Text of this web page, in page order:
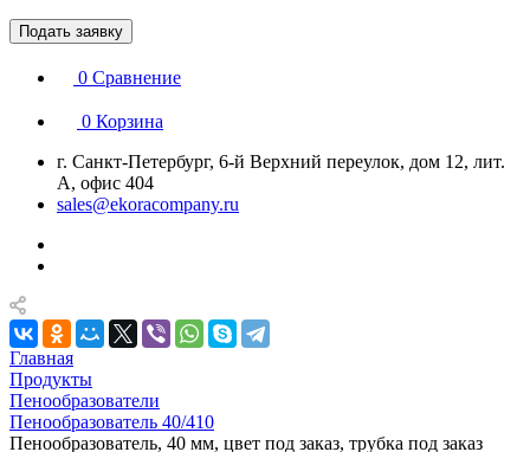
Подать заявку
0 Сравнение
0 Корзина
г. Санкт-Петербург, 6-й Верхний переулок, дом 12, лит.
А, офис 404
sales@ekoracompany.ru
Главная
Продукты
Пенообразователи
Пенообразователь 40/410
Пенообразователь, 40 мм, цвет под заказ, трубка под заказ